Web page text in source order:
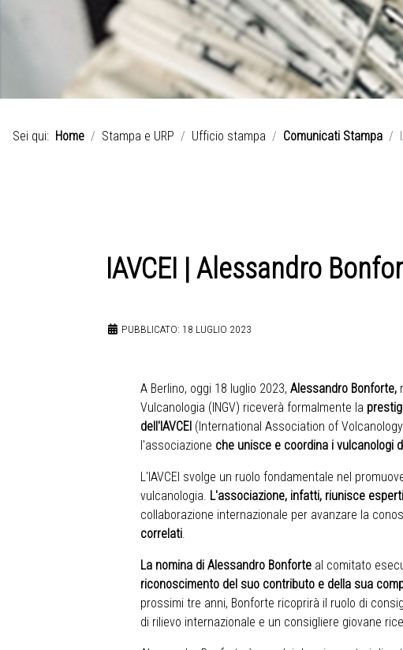
Sei qui: Home Stampa e URP Ufficio stampa Comunicati Stampa
IAVCEI | Alessandro
PUBBLICATO: 18 LUGLIO 2023
A Berlino, oggi 18 luglio 2023,Alessandro Bonforte,
Vulcanologia ( INGV) riceverà formalmente la
dell'IAVCEI (International Association of
l'associazione che unisce e coordina i vulcanologi
L'IAVCEI svolge un ruolo fondamentale nel
vulcanologia. L'associazione, infatti, riunisce
collaborazione internazionale per avanzare la
correlati.
La nomina di Alessandro Bonforte al comitato
riconoscimento del suo contributo e della sua
prossimi tre anni, Bonforte ricoprirà il ruolo di
di rilievo internazionale e un consigliere giovane